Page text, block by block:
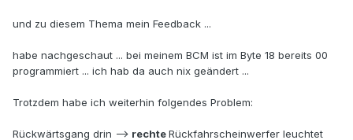
und zu diesem Thema mein Feedback ...
habe nachgeschaut ... bei meinem BCM ist im Byte 18 bereits 00
programmiert ... ich hab da auch nix geändert ...
Trotzdem habe ich weiterhin folgendes Problem:
Rückwärtsgang drin --> rechteRückfahrscheinwerfer leuchtet